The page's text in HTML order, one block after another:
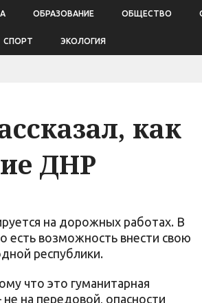
ОБРАЗОВАНИЕ ОБЩЕСТВО
СПОРТ ЭКОЛОГИЯ
как
ДНР
на дорожных работах. В
есть возможность внести свою
республики.
что это гуманитарная
на передовой, опасности